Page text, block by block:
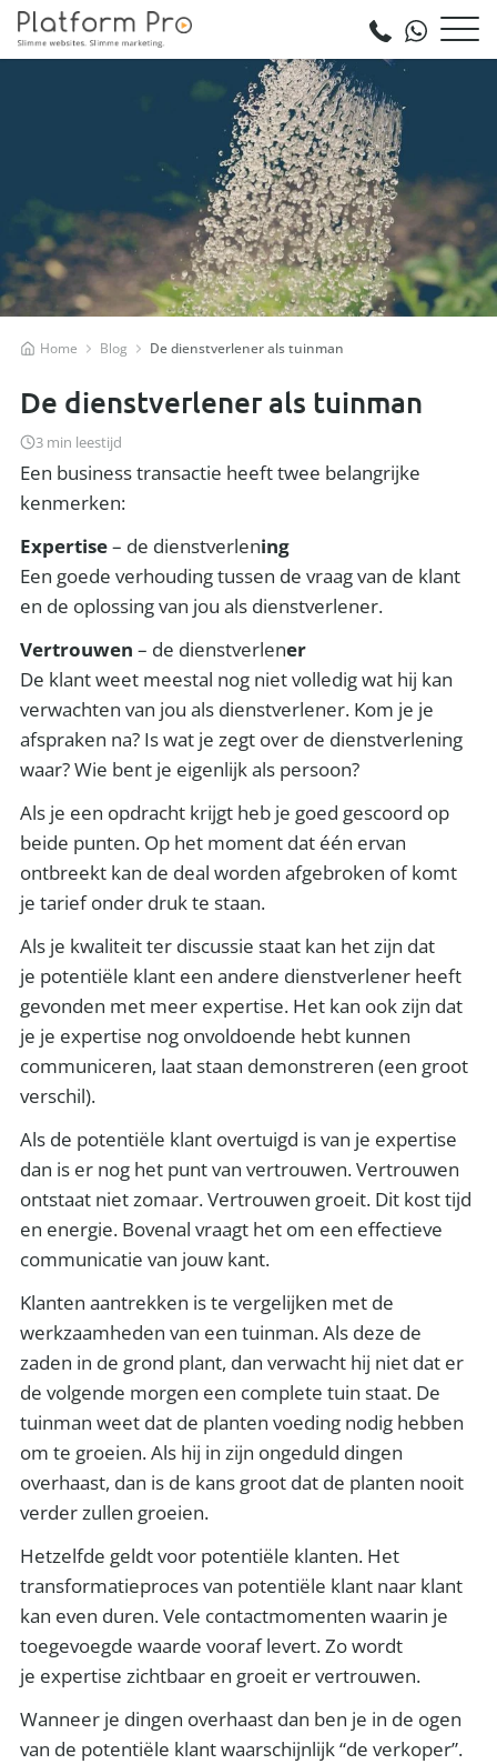
Home Blog De dienstverlener als tuinman
De dienstverlener als tuinman
3 min leestijd
Een business transactie heeft twee belangrijke
kenmerken:
Expertise– de dienstverlening
Een goede verhouding tussen de vraag van de klant
en de oplossing van jou als dienstverlener.
Vertrouwen – de dienstverlener
De klant weet meestal nog niet volledig wat hij kan
verwachten van jou als dienstverlener. Kom je je
afspraken na? Is wat je zegt over de dienstverlening
waar? Wie bent je eigenlijk als persoon?
Als je een opdracht krijgt heb je goed gescoord op
beide punten. Op het moment dat één ervan
ontbreekt kan de deal worden afgebroken of komt
je tarief onder druk te staan.
Als je kwaliteit ter discussie staat kan het zijn dat
je potentiële klant een andere dienstverlener heeft
gevonden met meer expertise. Het kan ook zijn dat
je je expertise nog onvoldoende hebt kunnen
communiceren, laat staan demonstreren (een groot
verschil).
Als de potentiële klant overtuigd is van je expertise
dan is er nog het punt van vertrouwen. Vertrouwen
ontstaat niet zomaar. Vertrouwen groeit. Dit kost tijd
en energie. Bovenal vraagt het om een effectieve
communicatie van jouw kant.
Klanten aantrekken is te vergelijken met de
werkzaamheden van een tuinman. Als deze de
zaden in de grond plant, dan verwacht hij niet dat er
de volgende morgen een complete tuin staat. De
tuinman weet dat de planten voeding nodig hebben
om te groeien. Als hij in zijn ongeduld dingen
overhaast, dan is de kans groot dat de planten nooit
verder zullen groeien.
Hetzelfde geldt voor potentiële klanten. Het
transformatieproces van potentiële klant naar klant
kan even duren. Vele contactmomenten waarin je
toegevoegde waarde vooraf levert. Zo wordt
je expertise zichtbaar en groeit er vertrouwen.
Wanneer je dingen overhaast dan ben je in de ogen
van de potentiële klant waarschijnlijk “de verkoper”.